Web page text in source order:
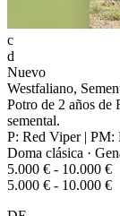
c
d
Nuevo
Westfaliano,
Potro de 2 años de
semental.
P: Red Viper |
Doma clásica ·
5.000 € - 10.000 €
5.000 € - 10.000 €